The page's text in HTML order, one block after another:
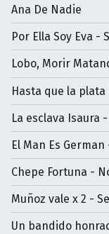
Ana De Nadie
Por Ella Soy Eva -
Lobo, Morir
Hasta que la
La esclava Isaura
El Man Es
Chepe Fortuna -
Muñoz vale x 2 -
Un bandido